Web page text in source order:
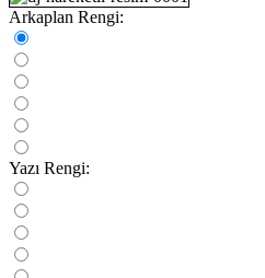
Arkaplan Rengi:
Yazı Rengi: